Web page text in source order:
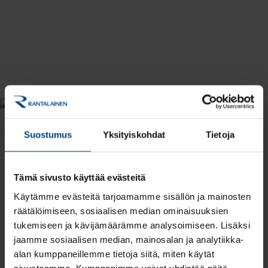
Suostumus Yksityiskohdat Tietoja
Tämä sivusto käyttää evästeitä
Käytämme evästeitä tarjoamamme sisällön ja mainosten
räätälöimiseen, sosiaalisen median ominaisuuksien
tukemiseen ja kävijämäärämme analysoimiseen. Lisäksi
jaamme sosiaalisen median, mainosalan ja analytiikka-
alan kumppaneillemme tietoja siitä, miten käytät
“Teen kirjanpitoa ja palkanlaskentaa
eri yritysmuotojen asiakkaille:
toiminimille, kommandiitti- ja
osakeyhtiöille. Yritysasiakkaita on